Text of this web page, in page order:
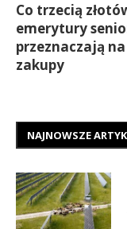
Co trzecią
emerytury
przeznaczają
zakupy
NAJNOWSZE